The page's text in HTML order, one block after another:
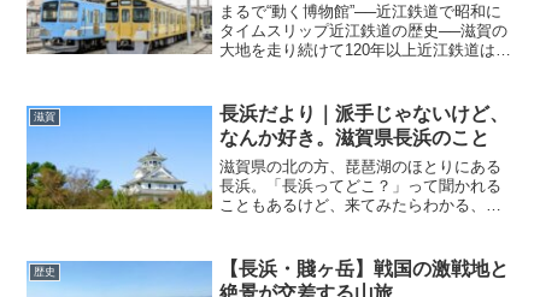
まるで“動く博物館”──近江鉄道で昭和に
タイムスリップ近江鉄道の歴史──滋賀の
大地を走り続けて120年以上近江鉄道は、
初めての開業は1898年（明治31年）、彦
根〜...
滋賀
長浜だより｜派手じゃないけど、
なんか好き。滋賀県長浜のこと
滋賀県の北の方、琵琶湖のほとりにある
長浜。「長浜ってどこ？」って聞かれる
こともあるけど、来てみたらわかる、な
が並んでて、ガラス細工のお店やカフェ
がぽつぽつ。観光地っぽさ...
歴史
【長浜・賤ヶ岳】戦国の激戦地と